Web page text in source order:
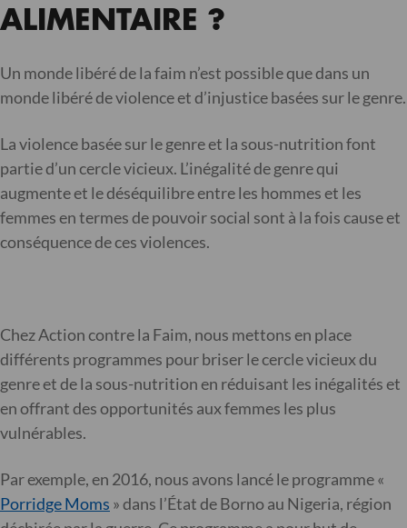
ALIMENTAIRE ?
Un monde libéré de la faim n’est possible que dans un
monde libéré de violence et d’injustice basées sur le genre.
La violence basée sur le genre et la sous-nutrition font
partie d’un cercle vicieux. L’inégalité de genre qui
augmente et le déséquilibre entre les hommes et les
femmes en termes de pouvoir social sont à la fois cause et
conséquence de ces violences.
Chez Action contre la Faim, nous mettons en place
différents programmes pour briser le cercle vicieux du
genre et de la sous-nutrition en réduisant les inégalités et
en offrant des opportunités aux femmes les plus
vulnérables.
Par exemple, en 2016, nous avons lancé le programme «
Porridge Moms » dans l’État de Borno au Nigeria, région